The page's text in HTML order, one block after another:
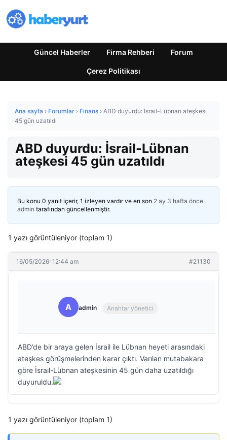
Güncel Haberler Firma Rehberi Forum
Çerez Politikası
Ana sayfa › Forumlar › Finans › ABD duyurdu: İsrail-Lübnan ateşkesi
45 gün uzatıldı
ABD duyurdu: İsrail-Lübnan
ateşkesi 45 gün uzatıldı
Bu konu 0 yanıt içerir, 1 izleyen vardır ve en son 2 ay 3 hafta önce
admin tarafından güncellenmiştir.
1 yazı görüntüleniyor (toplam 1)
16/05/2026: 12:44 am #21130
A admin Anahtar yönetici
ABD’de bir araya gelen İsrail ile Lübnan heyeti arasındaki
ateşkes görüşmelerinden karar çıktı. Varılan mutabakara
göre İsrail-Lübnan ateşkesinin 45 gün daha uzatıldığı
duyuruldu.
1 yazı görüntüleniyor (toplam 1)